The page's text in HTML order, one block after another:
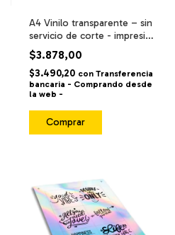
A4 Vinilo transparente – sin
servicio de corte - impresión
alta calidad / resistente al
agua y fricción –
$3.878,00
$3.490,20 con Transferencia
bancaria - Comprando desde
la web -
Comprar